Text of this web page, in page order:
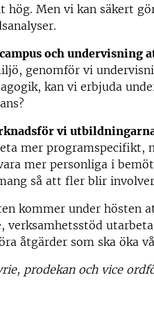
hög. Men vi kan säkert
och undervisning
genomför vi
kan vi erbjuda
vi
mer programspecifikt,
mer personliga i
så att fler blir
kommer under hösten
verksamhetsstöd
åtgärder som ska öka
prodekan och vice